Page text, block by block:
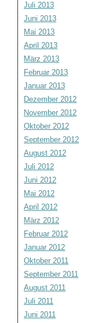
Juli 2013
Juni 2013
Mai 2013
April 2013
März 2013
Februar 2013
Januar 2013
Dezember 2012
November 2012
Oktober 2012
September 2012
August 2012
Juli 2012
Juni 2012
Mai 2012
April 2012
März 2012
Februar 2012
Januar 2012
Oktober 2011
September 2011
August 2011
Juli 2011
Juni 2011